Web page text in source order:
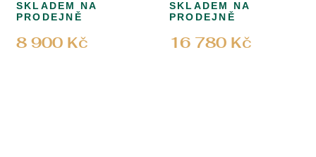
8 900 Kč
SKLADEM NA
PRODEJNĚ
16 780 Kč
SKLADEM NA
PRODEJNĚ